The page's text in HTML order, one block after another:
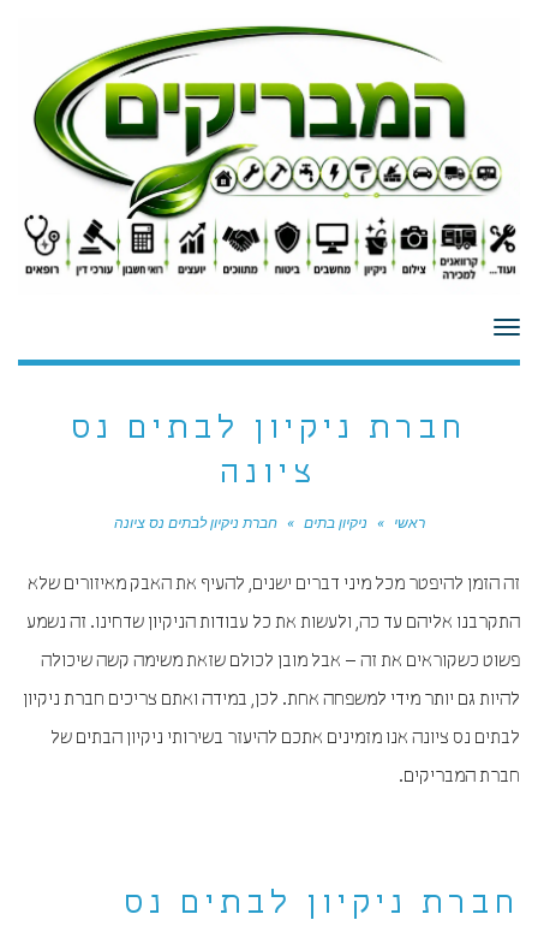
תפריט
חברת ניקיון לבתים נס
ציונה
ראשי » ניקיון בתים » חברת ניקיון לבתים נס ציונה
זה הזמן להיפטר מכל מיני דברים ישנים, להעיף את האבק מאיזורים שלא
התקרבנו אליהם עד כה, ולעשות את כל עבודות הניקיון שדחינו. זה נשמע
פשוט כשקוראים את זה – אבל מובן לכולם שזאת משימה קשה שיכולה
להיות גם יותר מידי למשפחה אחת. לכן, במידה ואתם צריכים חברת ניקיון
לבתים נס ציונה אנו מזמינים אתכם להיעזר בשירותי ניקיון הבתים של
חברת המבריקים.
חברת ניקיון לבתים נס